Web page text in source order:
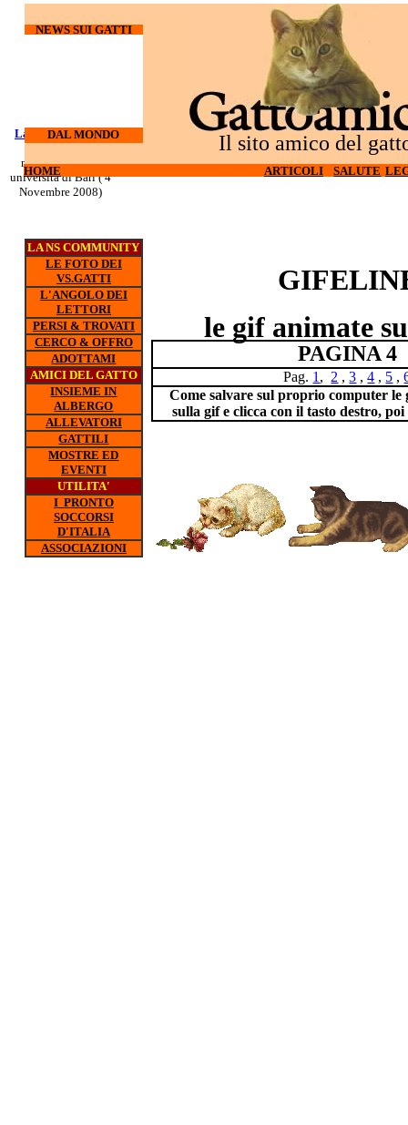
le gif animate
PAGINA 4
Pag. 1 , 2 ,3 ,4 , 5 ,
Come salvare sul proprio computer le
sulla gif e clicca con il tasto destro,
HOME ARTICOLI SALUTE
Il sito amico del
DAL MONDO
NEWS SUI GATTI
HOME ARTICOLI SALUTE
LA NS COMMUNITY
LE FOTO DEI
VS.GATTI
L'ANGOLO DEI
LETTORI
PERSI & TROVATI
CERCO & OFFRO
ADOTTAMI
AMICI DEL GATTO
INSIEME IN
ALBERGO
ALLEVATORI
GATTILI
MOSTRE ED
EVENTI
UTILITA'
I PRONTO
SOCCORSI
D'ITALIA
ASSOCIAZIONI
I gatti
Ottobre 2008)
Laureati su cani e
nuovo corso all'
universita di Bari ( 4
Novembre 2008)